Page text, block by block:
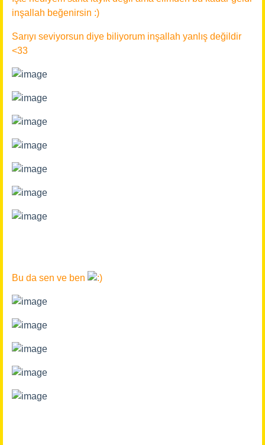
inşallah beğenirsin :)
Sarıyı seviyorsun diye biliyorum inşallah yanlış değildir
<33
Bu da sen ve ben